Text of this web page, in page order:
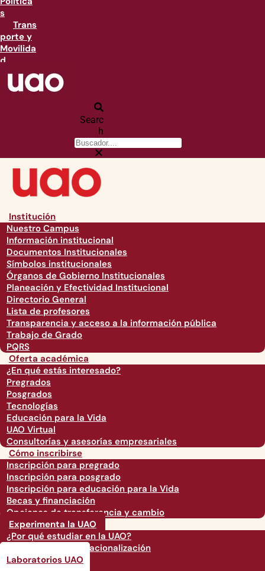
s
Trans
porte y
Movilida
d
Searc
h
Institución
Nuestro Campus
Información institucional
Documentos Institucionales
Símbolos institucionales
Órganos de Gobierno Institucionales
Planeación y Efectividad Institucional
Directorio General
Lista de profesores
Transparencia y acceso a la información pública
Trabajo de Grado
PQRS
Oferta académica
¿En qué estás interesado?
Pregrados
Posgrados
Tecnologías
Educación para la Vida
UAO Virtual
Consultorías y asesorías empresariales
Cómo inscribirse
Inscripción para pregrado
Inscripción para posgrado
Inscripción para educación para la Vida
Becas y financiación
Opciones de transferencia y cambio
Experimenta la UAO
¿Por qué estudiar en la UAO?
Opciones de internacionalización
Laboratorios UAO